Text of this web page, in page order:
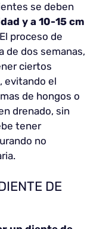
se deben
y a 10-15 cm
proceso de
de dos semanas,
ciertos
evitando el
de hongos o
drenado, sin
tener
no
DE